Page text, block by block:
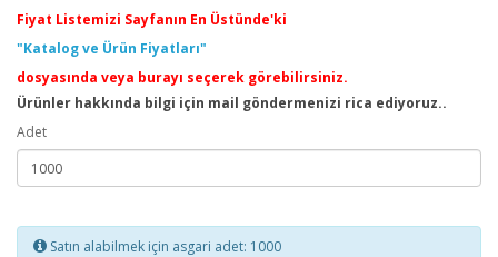
Fiyat Listemizi Sayfanın En Üstünde'ki
"Katalog ve Ürün Fiyatları"
dosyasında veya burayı seçerek görebilirsiniz.
Ürünler hakkında bilgi için mail göndermenizi rica ediyoruz..
Adet
Satın alabilmek için asgari adet: 1000